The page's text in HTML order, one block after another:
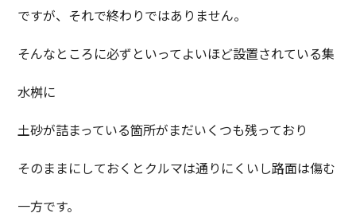
ですが、それで終わりではありません。
そんなところに必ずといってよいほど設置されている集
水桝に
土砂が詰まっている箇所がまだいくつも残っており
そのままにしておくとクルマは通りにくいし路面は傷む
一方です。